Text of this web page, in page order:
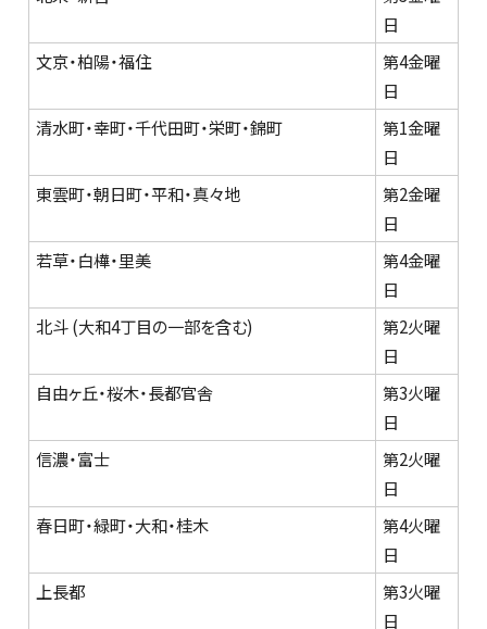
日
文京・柏陽・福住
第4金曜
日
清水町・幸町・千代田町・栄町・錦町
第1金曜
日
東雲町・朝日町・平和・真々地
第2金曜
日
若草・白樺・里美
第4金曜
日
北斗 (大和4丁目の一部を含む)
第2火曜
日
自由ヶ丘・桜木・長都官舎
第3火曜
日
信濃・富士
第2火曜
日
春日町・緑町・大和・桂木
第4火曜
日
上長都
第3火曜
日